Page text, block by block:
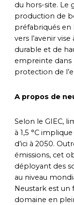
du hors-site. Le
production de
préfabriqués en
vers l’avenir
durable et de
empreinte dans
protection de
A propos de
Selon le GIEC,
à 1,5 °C
d’ici à 2050.
émissions, cet
déployant des
au niveau
Neustark est un
domaine en